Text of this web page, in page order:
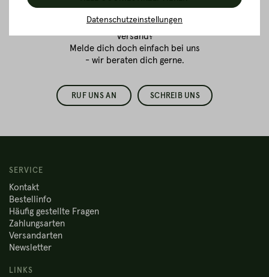
zur Verpackung oder dem
Versand?
Melde dich doch einfach bei uns
- wir beraten dich gerne.
RUF UNS AN SCHREIB UNS
SERVICE
Kontakt
Bestellinfo
Häufig gestellte Fragen
Zahlungsarten
Versandarten
Newsletter
LINKS
Datenschutzeinstellungen